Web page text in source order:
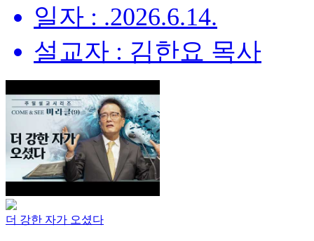
일자 : .2026.6.14.
설교자 : 김한요 목사
더 강한 자가 오셨다